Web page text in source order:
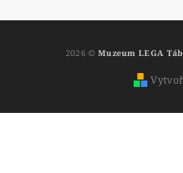
2026 © Muzeum LEGA